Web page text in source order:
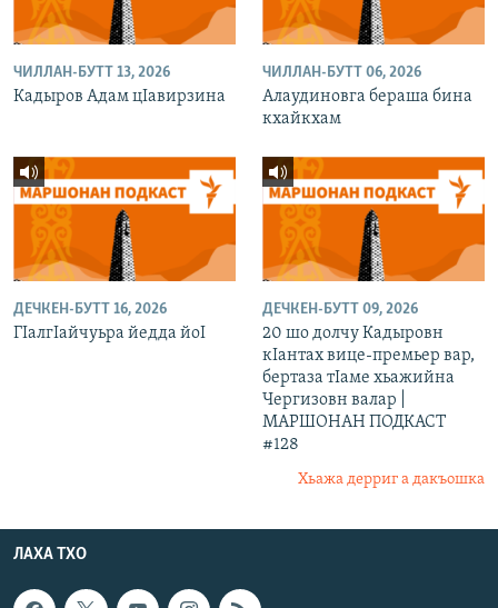
ЧИЛЛАН-БУТТ 13, 2026
Кадыров Адам цIавирзина
ЧИЛЛАН-БУТТ 06, 2026
Алаудиновга бераша бина
кхайкхам
ДЕЧКЕН-БУТТ 16, 2026
ГIалгIайчуьра йедда йоI
ДЕЧКЕН-БУТТ 09, 2026
20 шо долчу Кадыровн
кIантах вице-премьер вар,
бертаза тIаме хьажийна
Чергизовн валар |
МАРШОНАН ПОДКАСТ
#128
Хьажа дерриг а дакъошка
ЛАХА ТХО